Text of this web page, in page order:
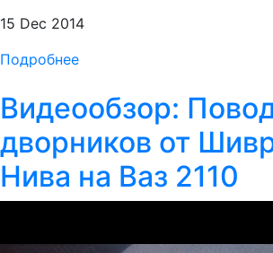
15 Dec 2014
Подробнее
Видеообзор:
дворников от
Нива на Ваз 2110